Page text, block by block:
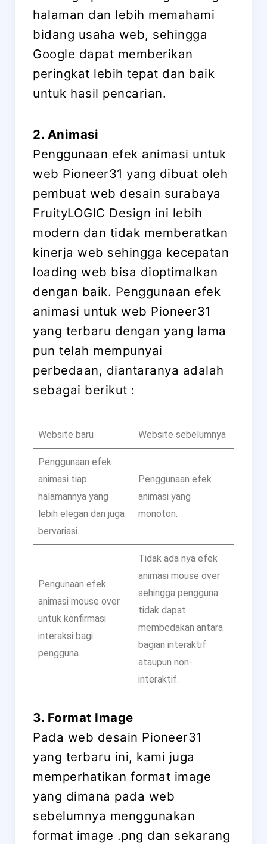
halaman dan lebih memahami
bidang usaha web, sehingga
Google dapat memberikan
peringkat lebih tepat dan baik
untuk hasil pencarian.
2. Animasi
Penggunaan efek animasi untuk
web Pioneer31 yang dibuat oleh
pembuat web desain surabaya
FruityLOGIC Design ini lebih
modern dan tidak memberatkan
kinerja web sehingga kecepatan
loading web bisa dioptimalkan
dengan baik. Penggunaan efek
animasi untuk web Pioneer31
yang terbaru dengan yang lama
pun telah mempunyai
perbedaan, diantaranya adalah
sebagai berikut :
Website baru Website sebelumnya
Penggunaan efek
animasi tiap
halamannya yang
lebih elegan dan juga
bervariasi.
Penggunaan efek
animasi yang
monoton.
Pengunaan efek
animasi mouse over
untuk konfirmasi
interaksi bagi
pengguna.
Tidak ada nya efek
animasi mouse over
sehingga pengguna
tidak dapat
membedakan antara
bagian interaktif
ataupun non-
interaktif.
3. Format Image
Pada web desain Pioneer31
yang terbaru ini, kami juga
memperhatikan format image
yang dimana pada web
sebelumnya menggunakan
format image .png dan sekarang